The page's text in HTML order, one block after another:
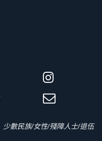
少數民族/女性/殘障人士/退伍